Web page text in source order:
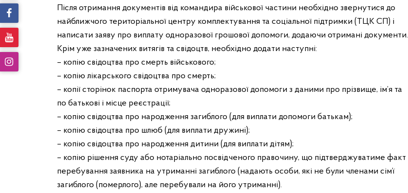
Після отримання документів від командира військової частини необхідно звернутися до
найближчого територіальної центру комплектування та соціальної підтримки (ТЦК СП) і
написати заяву про виплату одноразової грошової допомоги, додаючи отримані документи.
Крім уже зазначених витягів та свідоцтв, необхідно додати наступні:
– копію свідоцтва про смерть військового;
– копію лікарського свідоцтва про смерть;
– копії сторінок паспорта отримувача одноразової допомоги з даними про прізвище, ім’я та
по батькові і місце реєстрації;
– копію свідоцтва про народження загиблого (для виплати допомоги батькам);
– копію свідоцтва про шлюб (для виплати дружині);
– копію свідоцтва про народження дитини (для виплати дітям);
– копію рішення суду або нотаріально посвідченого правочину, що підтверджуватиме факт
перебування заявника на утриманні загиблого (надають особи, які не були членами сім’ї
загиблого (померлого), але перебували на його утриманні).